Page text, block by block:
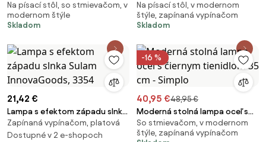
2-svetlá s dymovým sklom -
Atény
Na písací stôl, so stmievačom, v
modernom štýle
Skladom
dymovým sklom - Stavelot
Na písací stôl, v modernom
štýle, zapínaná vypínačom
Skladom
21,42 €
Lampa s efektom západu slnka
Sulam InnovaGoods, 3354
Zapínaná vypínačom, platová
Dostupné v 2 e-shopoch
-16 %
40,95 €48,95 €
Moderná stolná lampa oceľ s
čiernym tienidlom 35 cm -
Simplo
So stmievačom, v modernom
štýle, zapínaná vypínačom